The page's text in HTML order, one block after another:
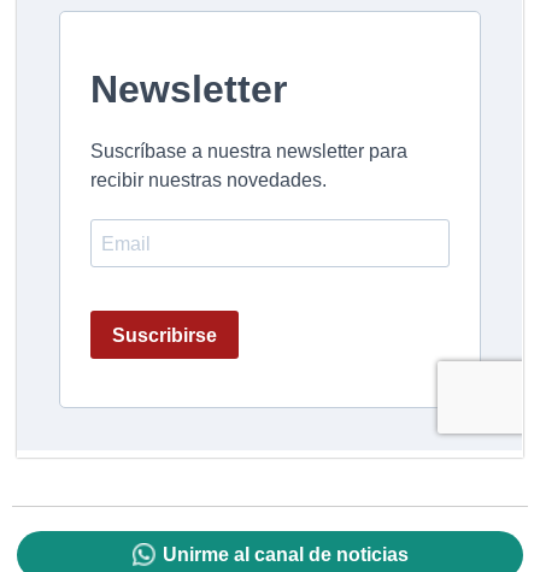
Unirme al canal de noticias